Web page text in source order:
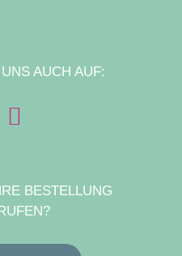
AUCH AUF:
BESTELLUNG